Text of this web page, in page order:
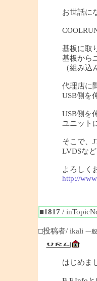
お世話に
基板に取
基板から
（組み込
代理店に
USB側を
USB側を
ユニット
そこで、
LVDSな
よろしく
http://
■1817 /
□投稿者/ ikali 一
はじめま